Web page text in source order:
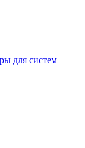
для систем